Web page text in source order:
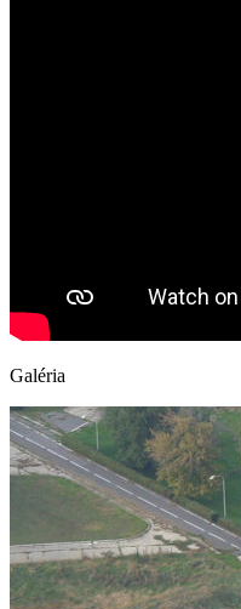
Galéria